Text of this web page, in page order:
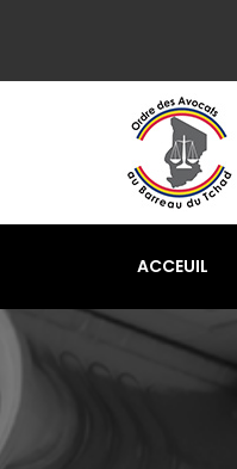
ACCEUIL